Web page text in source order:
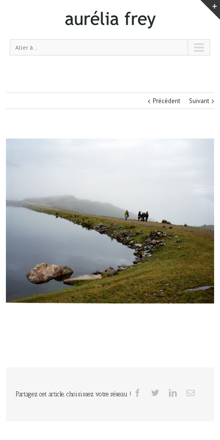
Aller à...
Précédent Suivant
Partagez cet article, choisissez votre réseau !